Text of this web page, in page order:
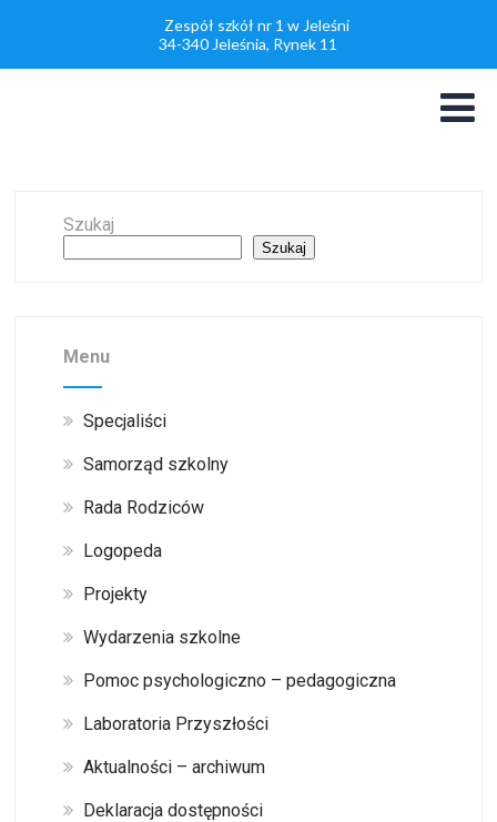
Zespół szkół nr 1 w Jeleśni
34-340 Jeleśnia, Rynek 11
Szukaj
Szukaj
Menu
Specjaliści
Samorząd szkolny
Rada Rodziców
Logopeda
Projekty
Wydarzenia szkolne
Pomoc psychologiczno – pedagogiczna
Laboratoria Przyszłości
Aktualności – archiwum
Deklaracja dostępności